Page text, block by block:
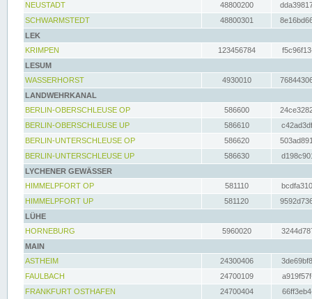
NEUSTADT
48800200
SCHWARMSTEDT
48800301
LEK
KRIMPEN
123456784
LESUM
WASSERHORST
4930010
LANDWEHRKANAL
BERLIN-OBERSCHLEUSE OP
586600
BERLIN-OBERSCHLEUSE UP
586610
BERLIN-UNTERSCHLEUSE OP
586620
BERLIN-UNTERSCHLEUSE UP
586630
LYCHENER GEWÄSSER
HIMMELPFORT OP
581110
HIMMELPFORT UP
581120
LÜHE
HORNEBURG
5960020
MAIN
ASTHEIM
24300406
FAULBACH
24700109
FRANKFURT OSTHAFEN
24700404